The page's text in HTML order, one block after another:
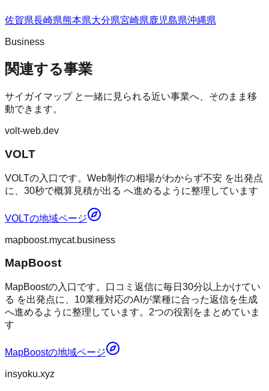
佐賀県長崎県熊本県大分県宮崎県鹿児島県沖縄県
Business
関連する事業
サイガイマップと一緒に見られる近い事業へ、そのまま移
動できます。
volt-web.dev
VOLT
VOLTの入口です。Web制作の相場がわからず不安 を出発点
に、30秒で概算見積が出る へ進めるように整理しています
VOLTの地域ページ
mapboost.mycat.business
MapBoost
MapBoostの入口です。口コミ返信に毎日30分以上かけてい
る を出発点に、10業種対応のAIが業種に合った返信を生成
へ進めるように整理しています。2つの役割をまとめていま
す
MapBoostの地域ページ
insyoku.xyz